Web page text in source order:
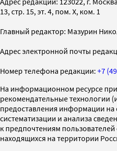
13, стр. 15, эт. 4, пом. X, ком. 1
Главный редактор: Мазурин
Адрес электронной почты
Номер телефона редакции: +7
На информационном ресурсе
рекомендательные технологии
предоставления информации на
систематизации и анализа
к предпочтениям пользователей
находящихся на территории